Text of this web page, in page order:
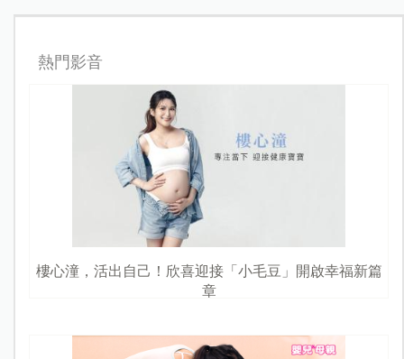
熱門影音
樓心潼，活出自己！欣喜迎接「小毛豆」開啟幸福新篇
章